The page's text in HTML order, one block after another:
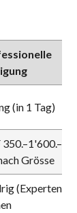
(in 1 Tag)
Grösse
(Experten